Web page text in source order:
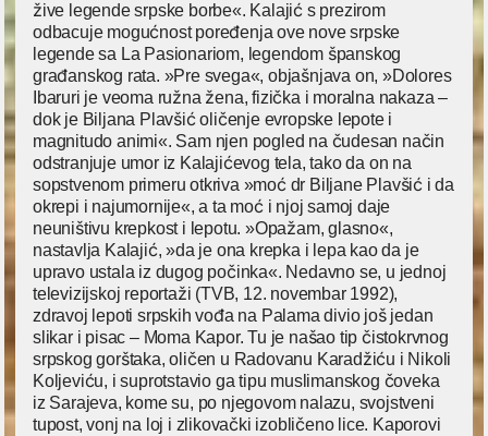
žive legende srpske borbe«. Kalajić s prezirom
odbacuje mogućnost poređenja ove nove srpske
legende sa La Pasionariom, legendom španskog
građanskog rata. »Pre svega«, objašnjava on, »Dolores
Ibaruri je veoma ružna žena, fizička i moralna nakaza –
dok je Biljana Plavšić oličenje evropske lepote i
magnitudo animi«. Sam njen pogled na čudesan način
odstranjuje umor iz Kalajićevog tela, tako da on na
sopstvenom primeru otkriva »moć dr Biljane Plavšić i da
okrepi i najumornije«, a ta moć i njoj samoj daje
neuništivu krepkost i lepotu. »Opažam, glasno«,
nastavlja Kalajić, »da je ona krepka i lepa kao da je
upravo ustala iz dugog počinka«. Nedavno se, u jednoj
televizijskoj reportaži (TVB, 12. novembar 1992),
zdravoj lepoti srpskih vođa na Palama divio još jedan
slikar i pisac – Moma Kapor. Tu je našao tip čistokrvnog
srpskog gorštaka, oličen u Radovanu Karadžiću i Nikoli
Koljeviću, i suprotstavio ga tipu muslimanskog čoveka
iz Sarajeva, kome su, po njegovom nalazu, svojstveni
tupost, vonj na loj i zlikovački izobličeno lice. Kaporovi